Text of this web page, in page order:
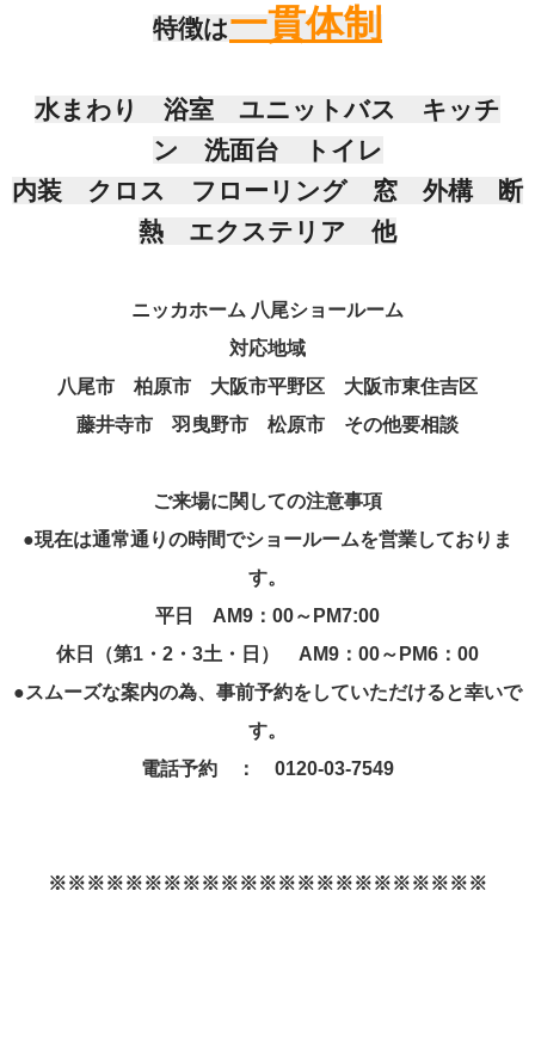
特徴は一貫体制
水まわり 浴室 ユニットバス キッチ
ン 洗面台 トイレ
内装 クロス フローリング 窓 外構 断
熱 エクステリア 他
ニッカホーム 八尾ショールーム
対応地域
八尾市 柏原市 大阪市平野区 大阪市東住吉区
藤井寺市 羽曳野市 松原市 その他要相談
ご来場に関しての注意事項
●現在は通常通りの時間でショールームを営業しておりま
す。
平日 AM9：00～PM7:00
休日（第1・2・3土・日） AM9：00～PM6：00
●スムーズな案内の為、事前予約をしていただけると幸いで
す。
電話予約 ： 0120-03-7549
※※※※※※※※※※※※※※※※※※※※※※※